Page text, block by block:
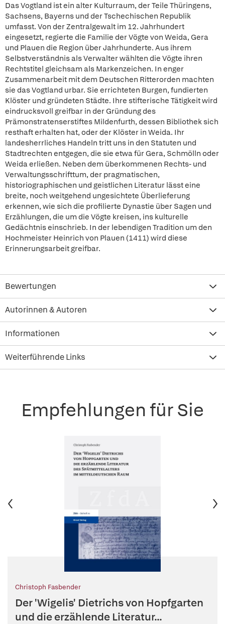
Das Vogtland ist ein alter Kulturraum, der Teile Thüringens,
Sachsens, Bayerns und der Tschechischen Republik
umfasst. Von der Zentralgewalt im 12. Jahrhundert
eingesetzt, regierte die Familie der Vögte von Weida, Gera
und Plauen die Region über Jahrhunderte. Aus ihrem
Selbstverständnis als Verwalter wählten die Vögte ihren
Rechtstitel gleichsam als Markenzeichen. In enger
Zusammenarbeit mit dem Deutschen Ritterorden machten
sie das Vogtland urbar. Sie errichteten Burgen, fundierten
Klöster und gründeten Städte. Ihre stifterische Tätigkeit wird
eindrucksvoll greifbar in der Gründung des
Prämonstratenserstiftes Mildenfurth, dessen Bibliothek sich
resthaft erhalten hat, oder der Klöster in Weida. Ihr
landesherrliches Handeln tritt uns in den Statuten und
Stadtrechten entgegen, die sie etwa für Gera, Schmölln oder
Weida erließen. Neben dem überkommenen Rechts- und
Verwaltungsschrifttum, der pragmatischen,
historiographischen und geistlichen Literatur lässt eine
breite, noch weitgehend ungesichtete Überlieferung
erkennen, wie sich die profilierte Dynastie über Sagen und
Erzählungen, die um die Vögte kreisen, ins kulturelle
Gedächtnis einschrieb. In der lebendigen Tradition um den
Hochmeister Heinrich von Plauen (1411) wird diese
Erinnerungsarbeit greifbar.
Bewertungen
Autorinnen & Autoren
Informationen
Weiterführende Links
Empfehlungen für Sie
Christoph Fasbender
Der 'Wigelis' Dietrichs von Hopfgarten
und die erzählende Literatur...